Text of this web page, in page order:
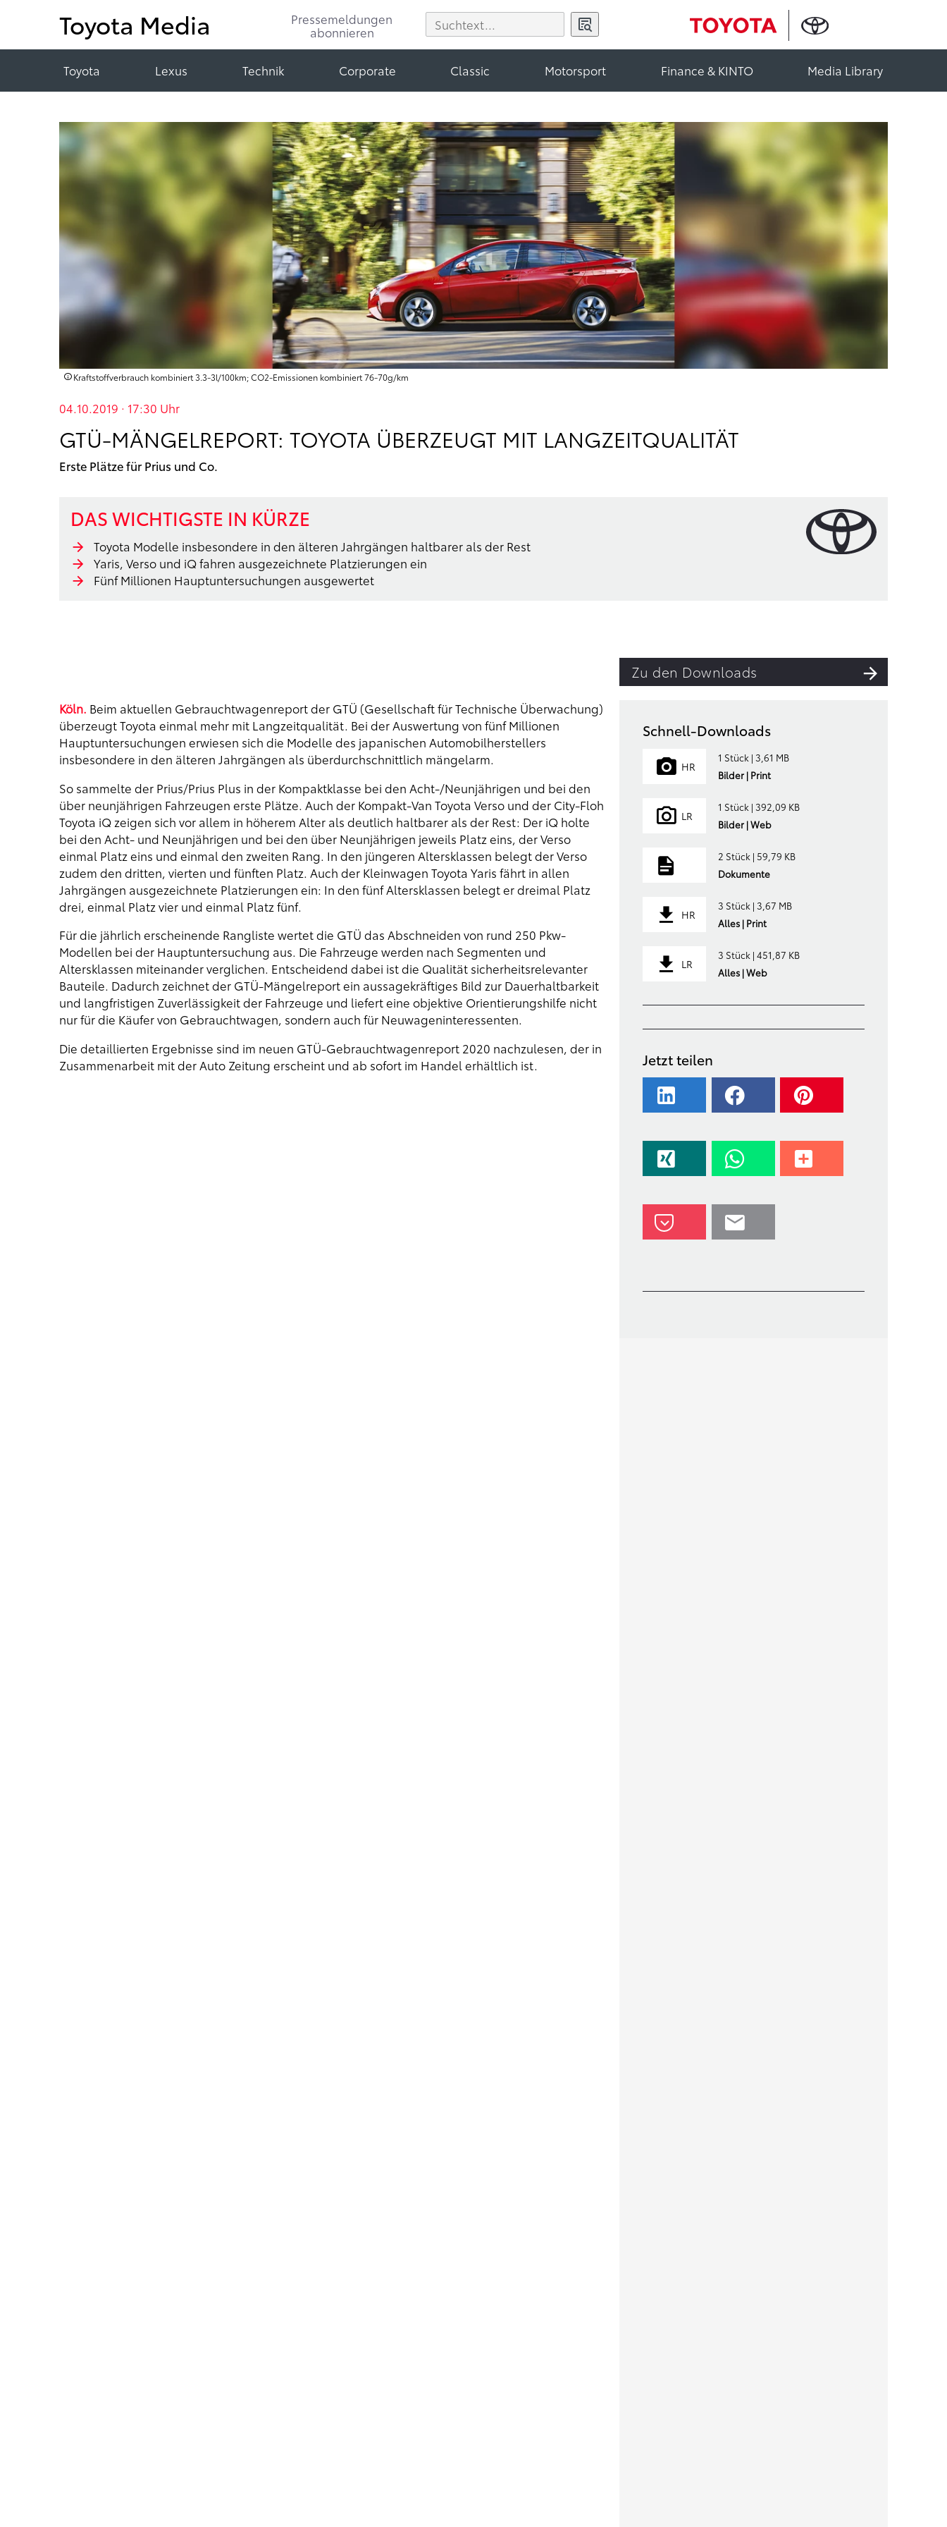
Toyota Media
Pressemeldungen
abonnieren
Toyota Lexus Technik Corporate Classic Motorsport Finance & KINTO Media Library
Kraftstoffverbrauch kombiniert 3.3‑3l/100km; CO2‑Emissionen kombiniert 76‑70g/km
04.10.2019 · 17:30 Uhr
GTÜ-MÄNGELREPORT: TOYOTA ÜBERZEUGT MIT LANGZEITQUALITÄT
Erste Plätze für Prius und Co.
DAS WICHTIGSTE IN KÜRZE
Toyota Modelle insbesondere in den älteren Jahrgängen haltbarer als der Rest
Yaris, Verso und iQ fahren ausgezeichnete Platzierungen ein
Fünf Millionen Hauptuntersuchungen ausgewertet
Zu den Downloads
Köln. Beim aktuellen Gebrauchtwagenreport der GTÜ (Gesellschaft für Technische Überwachung)
überzeugt Toyota einmal mehr mit Langzeitqualität. Bei der Auswertung von fünf Millionen
Hauptuntersuchungen erwiesen sich die Modelle des japanischen Automobilherstellers
insbesondere in den älteren Jahrgängen als überdurchschnittlich mängelarm.
So sammelte der Prius/Prius Plus in der Kompaktklasse bei den Acht-/Neunjährigen und bei den
über neunjährigen Fahrzeugen erste Plätze. Auch der Kompakt-Van Toyota Verso und der City-Floh
Toyota iQ zeigen sich vor allem in höherem Alter als deutlich haltbarer als der Rest: Der iQ holte
bei den Acht- und Neunjährigen und bei den über Neunjährigen jeweils Platz eins, der Verso
einmal Platz eins und einmal den zweiten Rang. In den jüngeren Altersklassen belegt der Verso
zudem den dritten, vierten und fünften Platz. Auch der Kleinwagen Toyota Yaris fährt in allen
Jahrgängen ausgezeichnete Platzierungen ein: In den fünf Altersklassen belegt er dreimal Platz
drei, einmal Platz vier und einmal Platz fünf.
Für die jährlich erscheinende Rangliste wertet die GTÜ das Abschneiden von rund 250 Pkw-
Modellen bei der Hauptuntersuchung aus. Die Fahrzeuge werden nach Segmenten und
Altersklassen miteinander verglichen. Entscheidend dabei ist die Qualität sicherheitsrelevanter
Bauteile. Dadurch zeichnet der GTÜ-Mängelreport ein aussagekräftiges Bild zur Dauerhaltbarkeit
und langfristigen Zuverlässigkeit der Fahrzeuge und liefert eine objektive Orientierungshilfe nicht
nur für die Käufer von Gebrauchtwagen, sondern auch für Neuwageninteressenten.
Die detaillierten Ergebnisse sind im neuen GTÜ-Gebrauchtwagenreport 2020 nachzulesen, der in
Zusammenarbeit mit der Auto Zeitung erscheint und ab sofort im Handel erhältlich ist.
Schnell-Downloads
HR
1 Stück | 3,61 MB
Bilder | Print
LR
1 Stück | 392,09 KB
Bilder | Web
2 Stück | 59,79 KB
Dokumente
HR
3 Stück | 3,67 MB
Alles | Print
LR
3 Stück | 451,87 KB
Alles | Web
Jetzt teilen